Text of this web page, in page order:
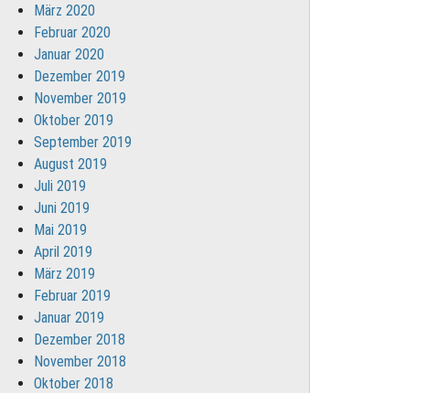
März 2020
Februar 2020
Januar 2020
Dezember 2019
November 2019
Oktober 2019
September 2019
August 2019
Juli 2019
Juni 2019
Mai 2019
April 2019
März 2019
Februar 2019
Januar 2019
Dezember 2018
November 2018
Oktober 2018